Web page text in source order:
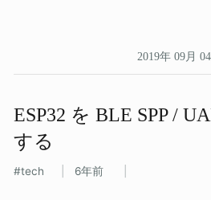
2019年 09月
ESP32 を​ BLE SPP /
する
tech 6年前